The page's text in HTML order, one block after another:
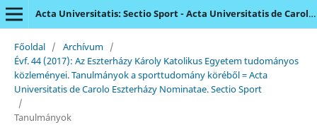
Acta Universitatis: Sectio Sport - Acta Universitatis de Carolo Eszterházy Nominatae
Főoldal / Archívum /
Évf. 44 (2017): Az Eszterházy Károly Katolikus Egyetem tudományos
közleményei. Tanulmányok a sporttudomány köréből = Acta
Universitatis de Carolo Eszterházy Nominatae. Sectio Sport
/
Tanulmányok